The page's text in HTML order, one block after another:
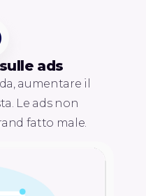
ads
aumentare il
Le ads non
fatto male.